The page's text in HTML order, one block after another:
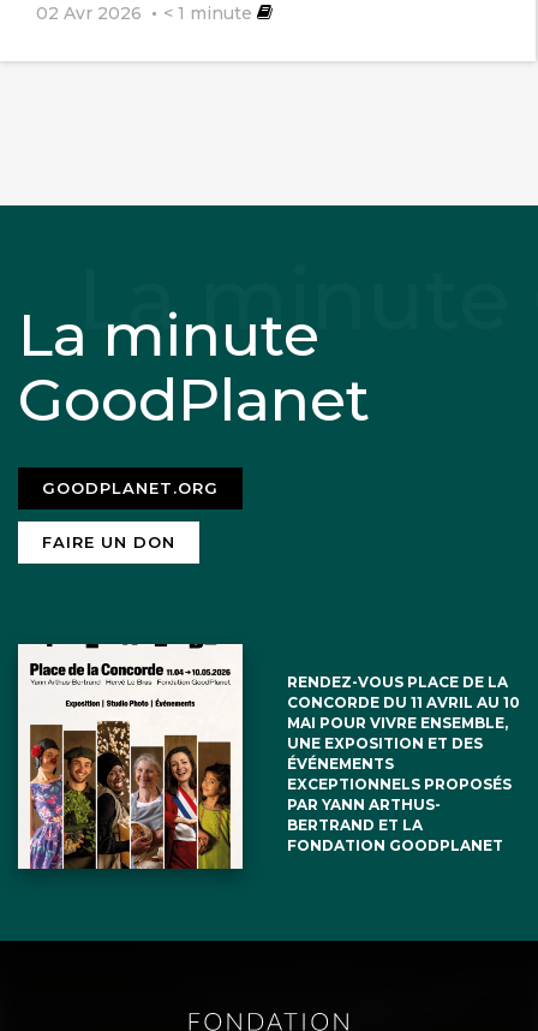
02 Avr 2026 < 1 minute
La minute
GoodPlanet
GOODPLANET.ORG
FAIRE UN DON
RENDEZ-VOUS PLACE DE LA
CONCORDE DU 11 AVRIL AU 10
MAI POUR VIVRE ENSEMBLE,
UNE EXPOSITION ET DES
ÉVÉNEMENTS
EXCEPTIONNELS PROPOSÉS
PAR YANN ARTHUS-
BERTRAND ET LA
FONDATION GOODPLANET